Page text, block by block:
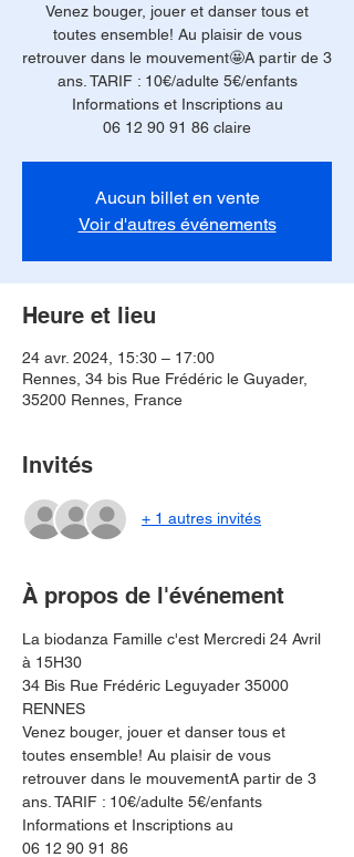
Venez bouger, jouer et danser tous et
toutes ensemble! Au plaisir de vous
retrouver dans le mouvement🤩A partir de 3
ans. TARIF : 10€/adulte 5€/enfants
Informations et Inscriptions au
06 12 90 91 86 claire
Aucun billet en vente
Voir d'autres événements
Heure et lieu
24 avr. 2024, 15:30 – 17:00
Rennes, 34 bis Rue Frédéric le Guyader,
35200 Rennes, France
Invités
+ 1 autres invités
À propos de l'événement
La biodanza Famille c'est Mercredi 24 Avril
à 15H30
34 Bis Rue Frédéric Leguyader 35000
RENNES
Venez bouger, jouer et danser tous et
toutes ensemble! Au plaisir de vous
retrouver dans le mouvementA partir de 3
ans. TARIF : 10€/adulte 5€/enfants
Informations et Inscriptions au
06 12 90 91 86